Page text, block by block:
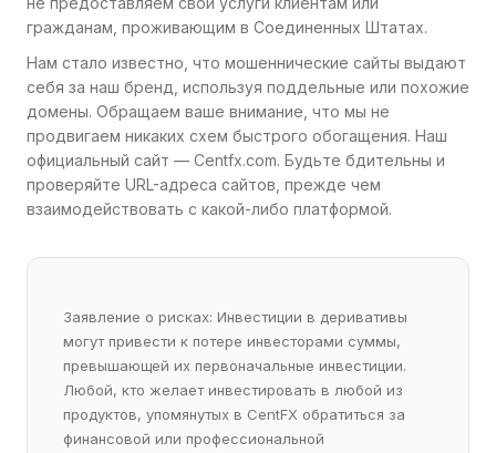
гражданам, проживающим в Соединенных Штатах.
Нам стало известно, что мошеннические сайты выдают
себя за наш бренд, используя поддельные или похожие
домены. Обращаем ваше внимание, что мы не
продвигаем никаких схем быстрого обогащения. Наш
официальный сайт — Centfx.com. Будьте бдительны и
проверяйте URL-адреса сайтов, прежде чем
взаимодействовать с какой-либо платформой.
Заявление о рисках: Инвестиции в деривативы
могут привести к потере инвесторами суммы,
превышающей их первоначальные инвестиции.
Любой, кто желает инвестировать в любой из
продуктов, упомянутых в CentFX обратиться за
финансовой или профессиональной